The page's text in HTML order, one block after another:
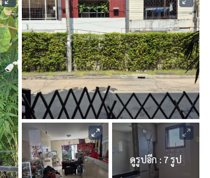
ดูรูปอีก : 7 รูป